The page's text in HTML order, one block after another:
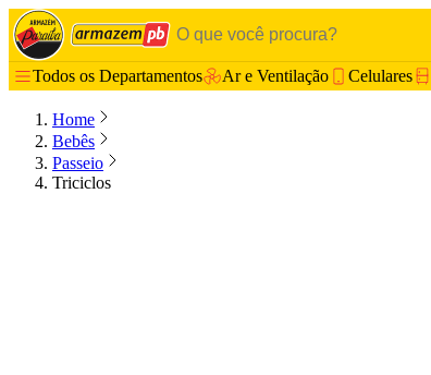
Todos os Departamentos Ar e Ventilação Celulares
Home
Bebês
Passeio
Triciclos